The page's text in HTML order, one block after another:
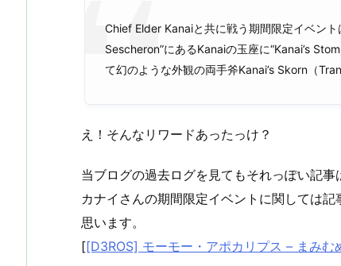
Chief Elder Kanaiと共に戦う期間限定イベン
Sescheron”にあるKanaiの玉座に“Kanai’s
て幻のような外観の両手斧Kanai’s Skorn（
え！そんなリワードあったっけ？
当ブログの過去ログを見てもそれっぽい記事
カナイさんの期間限定イベントに関しては
思います。
[[D3ROS] モーモー・アポカリプス – まみむ